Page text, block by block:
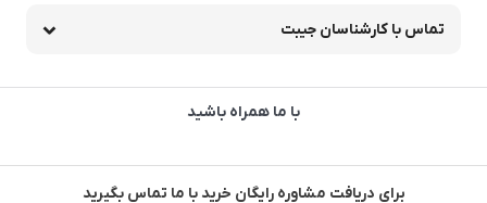
تماس با کارشناسان جیبت
با ما همراه باشید
برای دریافت مشاوره رایگان خرید با ما تماس بگیرید